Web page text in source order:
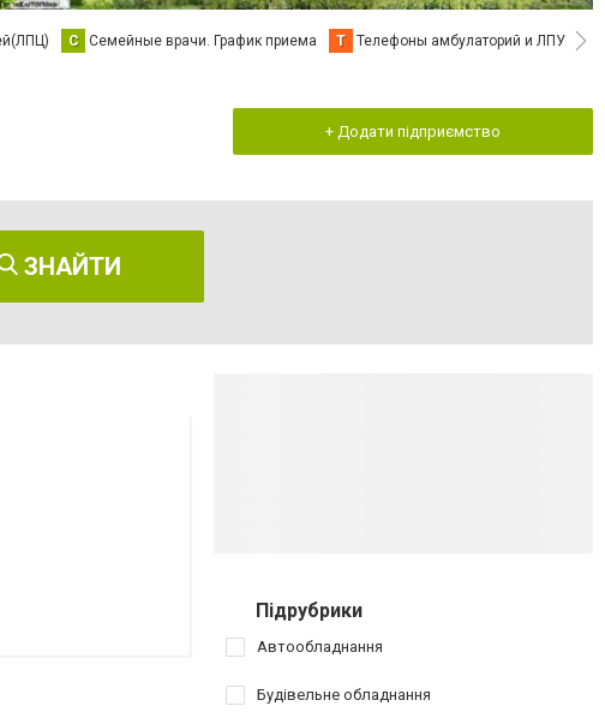
С Семейные врачи. График приема Т Телефоны амбулаторий и ЛПУ В
+ Додати підприємство
ЗНАЙТИ
Підрубрики
Автообладнання
Будівельне обладнання